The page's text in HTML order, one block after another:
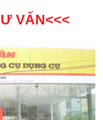
VẤN<<<